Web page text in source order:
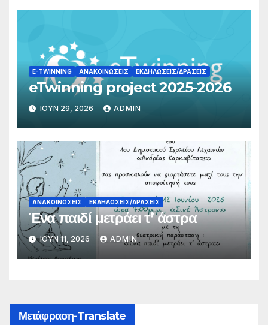
E-TWINNING ΑΝΑΚΟΙΝΏΣΕΙΣ ΕΚΔΗΛΏΣΕΙΣ/ΔΡΆΣΕΙΣ
eTwinning project 2025-2026
ΙΟΎΝ 29, 2026 ADMIN
ΑΝΑΚΟΙΝΏΣΕΙΣ ΕΚΔΗΛΏΣΕΙΣ/ΔΡΆΣΕΙΣ
Ένα παιδί μετράει τ’ άστρα
ΙΟΎΝ 11, 2026 ADMIN
Μετάφραση-Translate